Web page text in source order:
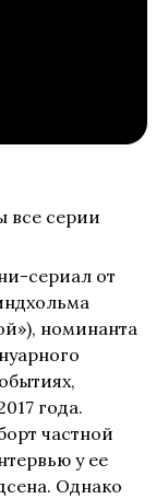
все серии
сериал от
номинанта
года.
частной
у ее
Однако